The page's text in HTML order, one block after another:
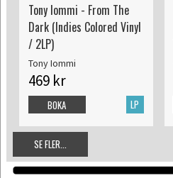
Tony Iommi - From The
Dark (Indies Colored Vinyl
/ 2LP)
Tony Iommi
469 kr
LP
BOKA
SE FLER...